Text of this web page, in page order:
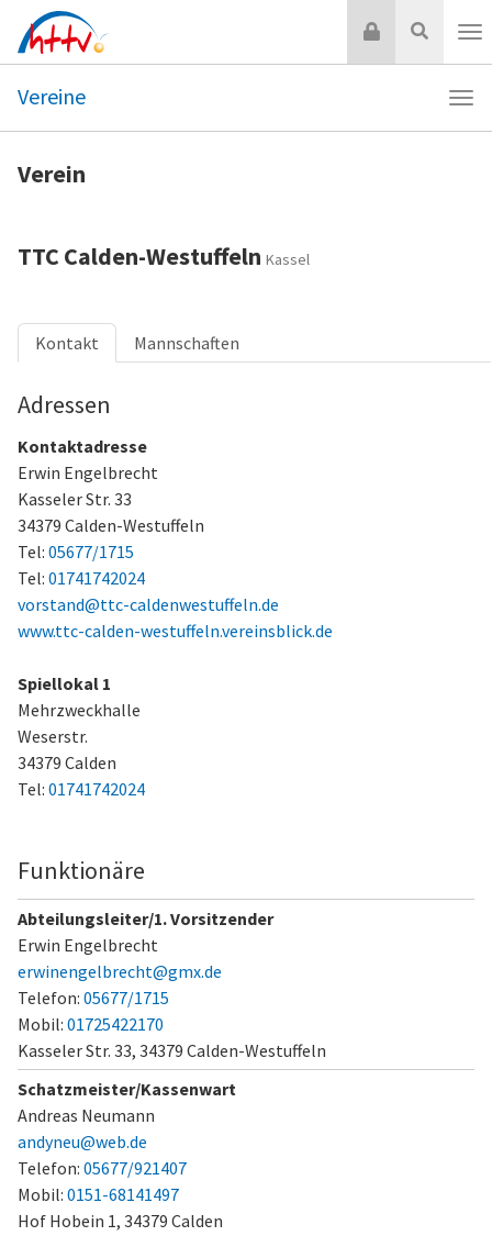
Inhalt
springen
Suche
Login
Vereine
Verein
TTC Calden-Westuffeln Kassel
Kontakt Mannschaften
Adressen
Kontaktadresse
Erwin Engelbrecht
Kasseler Str. 33
34379 Calden-Westuffeln
Tel: 05677/1715
Tel: 01741742024
vorstand@ttc-caldenwestuffeln.de
www.ttc-calden-westuffeln.vereinsblick.de
Spiellokal 1
Mehrzweckhalle
Weserstr.
34379 Calden
Tel: 01741742024
Funktionäre
Abteilungsleiter/1. Vorsitzender
Erwin Engelbrecht
erwinengelbrecht@gmx.de
Telefon: 05677/1715
Mobil: 01725422170
Kasseler Str. 33, 34379 Calden-Westuffeln
Schatzmeister/Kassenwart
Andreas Neumann
andyneu@web.de
Telefon: 05677/921407
Mobil: 0151-68141497
Hof Hobein 1, 34379 Calden